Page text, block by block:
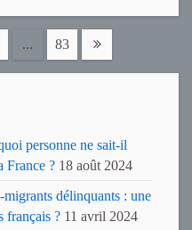
... 83
personne ne sait-il
France ? 18 août 2024
délinquants : une
français ? 11 avril 2024